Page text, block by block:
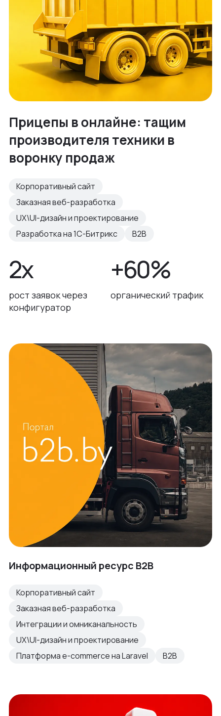
Прицепы в онлайне: тащим
производителя техники в
воронку продаж
Корпоративный сайт
Заказная веб-разработка
UX\UI-дизайн и проектирование
Разработка на 1С-Битрикс
B2B
2х
рост заявок через
конфигуратор
+60%
органический трафик
Информационный ресурс B2B
Корпоративный сайт
Заказная веб-разработка
Интеграции и омниканальность
UX\UI-дизайн и проектирование
Платформа e-commerce на Laravel
B2B